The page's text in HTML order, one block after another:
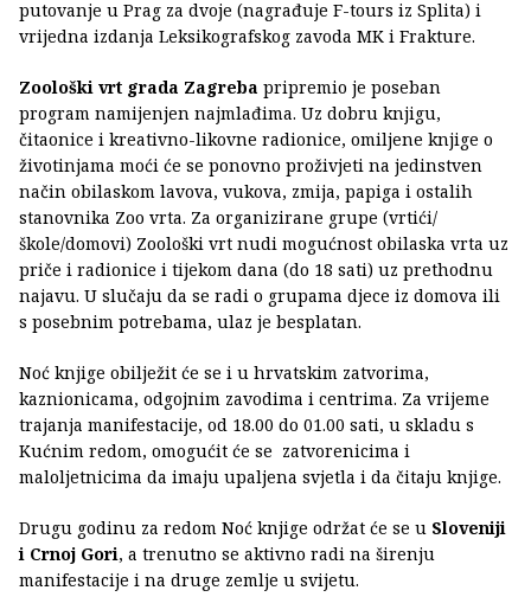
putovanje u Prag za dvoje (nagrađuje F-tours iz Splita) i
vrijedna izdanja Leksikografskog zavoda MK i Frakture.
Zoološki vrt grada Zagreba pripremio je poseban
program namijenjen najmlađima. Uz dobru knjigu,
čitaonice i kreativno-likovne radionice, omiljene knjige o
životinjama moći će se ponovno proživjeti na jedinstven
način obilaskom lavova, vukova, zmija, papiga i ostalih
stanovnika Zoo vrta. Za organizirane grupe (vrtići/
škole/domovi) Zoološki vrt nudi mogućnost obilaska vrta uz
priče i radionice i tijekom dana (do 18 sati) uz prethodnu
najavu. U slučaju da se radi o grupama djece iz domova ili
s posebnim potrebama, ulaz je besplatan.
Noć knjige obilježit će se i u hrvatskim zatvorima,
kaznionicama, odgojnim zavodima i centrima. Za vrijeme
trajanja manifestacije, od 18.00 do 01.00 sati, u skladu s
Kućnim redom, omogućit će se zatvorenicima i
maloljetnicima da imaju upaljena svjetla i da čitaju knjige.
Drugu godinu za redom Noć knjige održat će se u Sloveniji
i Crnoj Gori, a trenutno se aktivno radi na širenju
manifestacije i na druge zemlje u svijetu.